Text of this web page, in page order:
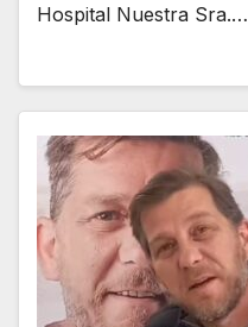
Hospital Nuestra Sra.…